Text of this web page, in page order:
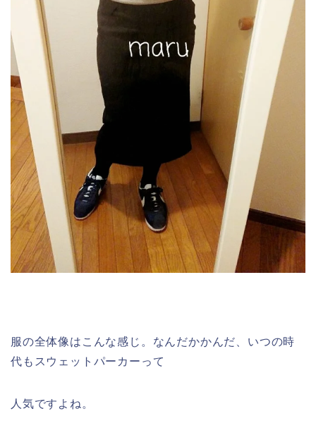
服の全体像はこんな感じ。なんだかかんだ、いつの時
代もスウェットパーカーって
人気ですよね。